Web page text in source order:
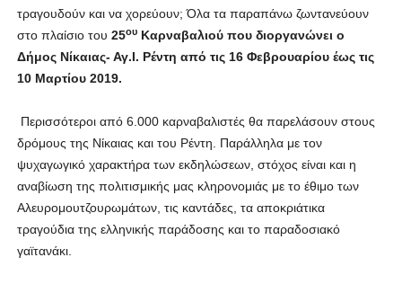
τραγουδούν και να χορεύουν; Όλα τα παραπάνω ζωντανεύουν
στο πλαίσιο του 25ουΚαρναβαλιού που διοργανώνει ο
Δήμος Νίκαιας- Αγ.Ι. Ρέντη από τις 16 Φεβρουαρίου έως τις
10 Μαρτίου 2019.
Περισσότεροι από 6.000 καρναβαλιστές θα παρελάσουν στους
δρόμους της Νίκαιας και του Ρέντη. Παράλληλα με τον
ψυχαγωγικό χαρακτήρα των εκδηλώσεων, στόχος είναι και η
αναβίωση της πολιτισμικής μας κληρονομιάς με το έθιμο των
Αλευρομουτζουρωμάτων, τις καντάδες, τα αποκριάτικα
τραγούδια της ελληνικής παράδοσης και το παραδοσιακό
γαϊτανάκι.